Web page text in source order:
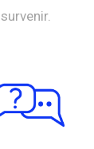
survenir.